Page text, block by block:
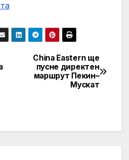
China Eastern ще
пусне директен
маршрут Пекин–
Мускат